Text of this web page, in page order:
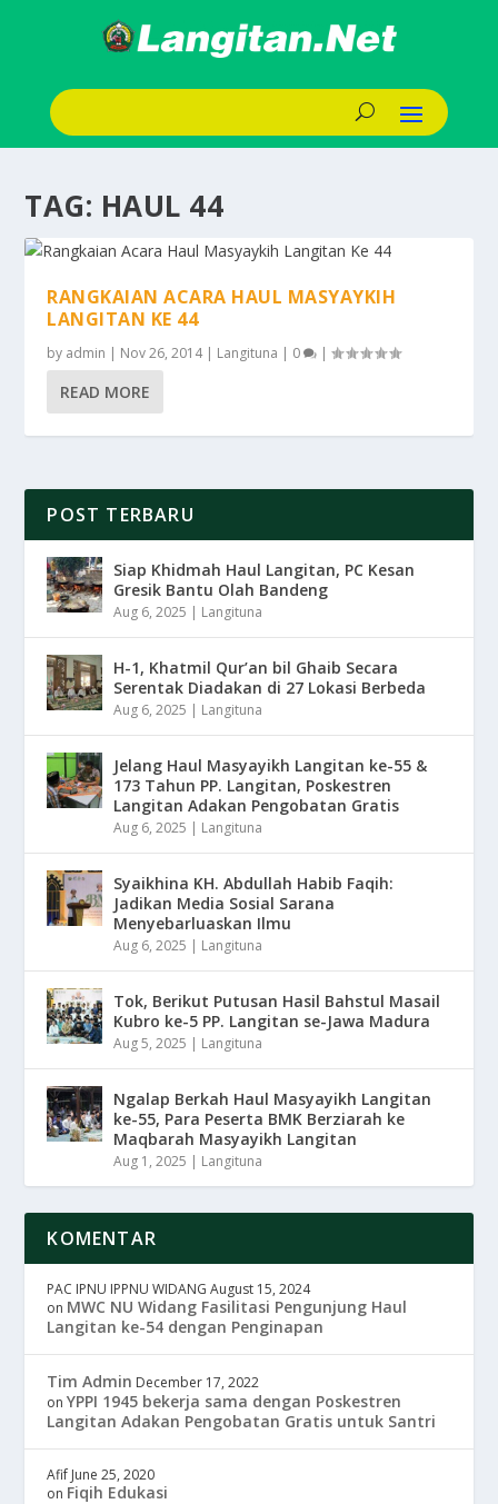
TAG: HAUL 44
RANGKAIAN ACARA HAUL MASYAYKIH
LANGITAN KE 44
by admin | Nov 26, 2014| Langituna | 0 |
READ MORE
POST TERBARU
Siap Khidmah Haul Langitan, PC Kesan
Gresik Bantu Olah Bandeng
Aug 6, 2025 | Langituna
H-1, Khatmil Qur’an bil Ghaib Secara
Serentak Diadakan di 27 Lokasi Berbeda
Aug 6, 2025 | Langituna
Jelang Haul Masyayikh Langitan ke-55 &
173 Tahun PP. Langitan, Poskestren
Langitan Adakan Pengobatan Gratis
Aug 6, 2025 | Langituna
Syaikhina KH. Abdullah Habib Faqih:
Jadikan Media Sosial Sarana
Menyebarluaskan Ilmu
Aug 6, 2025 | Langituna
Tok, Berikut Putusan Hasil Bahstul Masail
Kubro ke-5 PP. Langitan se-Jawa Madura
Aug 5, 2025 | Langituna
Ngalap Berkah Haul Masyayikh Langitan
ke-55, Para Peserta BMK Berziarah ke
Maqbarah Masyayikh Langitan
Aug 1, 2025 | Langituna
KOMENTAR
PAC IPNU IPPNU WIDANG August 15, 2024
on MWC NU Widang Fasilitasi Pengunjung Haul
Langitan ke-54 dengan Penginapan
Tim Admin December 17, 2022
onYPPI 1945 bekerja sama dengan Poskestren
Langitan Adakan Pengobatan Gratis untuk Santri
Afif June 25, 2020
on Fiqih Edukasi